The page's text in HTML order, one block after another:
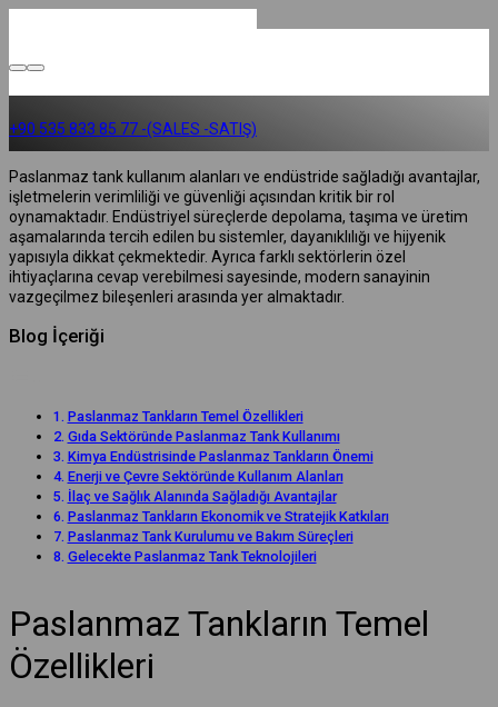
+90 535 833 85 77 -(SALES -SATIŞ)
Paslanmaz tank kullanım alanları ve endüstride sağladığı avantajlar,
işletmelerin verimliliği ve güvenliği açısından kritik bir rol
oynamaktadır. Endüstriyel süreçlerde depolama, taşıma ve üretim
aşamalarında tercih edilen bu sistemler, dayanıklılığı ve hijyenik
yapısıyla dikkat çekmektedir. Ayrıca farklı sektörlerin özel
ihtiyaçlarına cevap verebilmesi sayesinde, modern sanayinin
vazgeçilmez bileşenleri arasında yer almaktadır.
Blog İçeriği
Paslanmaz Tankların Temel Özellikleri
Gıda Sektöründe Paslanmaz Tank Kullanımı
Kimya Endüstrisinde Paslanmaz Tankların Önemi
Enerji ve Çevre Sektöründe Kullanım Alanları
İlaç ve Sağlık Alanında Sağladığı Avantajlar
Paslanmaz Tankların Ekonomik ve Stratejik Katkıları
Paslanmaz Tank Kurulumu ve Bakım Süreçleri
Gelecekte Paslanmaz Tank Teknolojileri
Paslanmaz Tankların Temel
Özellikleri